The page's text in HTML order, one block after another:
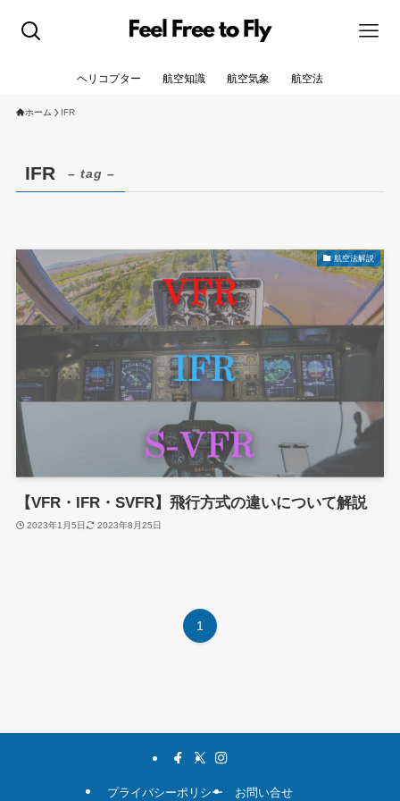
ヘリコプター 航空知識 航空気象 航空法
ホーム IFR
IFR – tag –
航空法解説
【VFR・IFR・SVFR】飛行方式の違いについて解説
2023年1月5日 2023年8月25日
1
プライバシーポリシー お問い合せ